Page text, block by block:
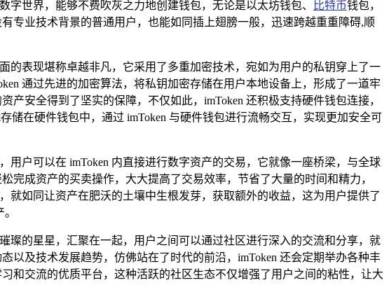
世界，能够不费吹灰之力地创建钱包，无论是以太坊钱包、
比特币钱包，
专业技术背景的普通用户，也能如同插上翅膀一般，迅速跨越重重障碍,顺
的表现堪称卓越非凡，它采用了多重加密技术，宛如为用户的私钥穿上了一
通过先进的加密算法，将私钥加密存储在用户本地设备上，形成了一道牢
安全得到了坚实的保障，不仅如此，imToken 还积极支持硬件钱包连接，
储在硬件钱包中，通过 imToken 与硬件钱包进行流畅交互，实现更加安全可
户可以在 imToken 内直接进行数字资产的交易，它就像一座桥梁，与全球
成资产的买卖操作，大大提高了交易效率，节省了大量的时间和精力，
就如同让资产在肥沃的土壤中生根发芽，获取额外的收益，这为用户提供了
璨的星星，汇聚在一起，用户之间可以通过社区进行深入的交流和分享，就
及技术发展趋势，仿佛站在了时代的前沿，imToken 还会定期举办各种丰
和交流的优质平台，这种活跃的社区生态不仅增强了用户之间的粘性，让大